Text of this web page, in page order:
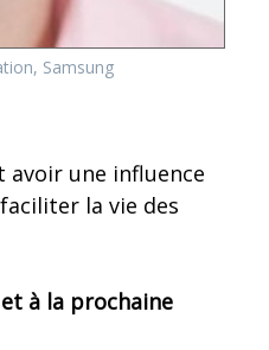
Samsung
avoir une influence
la vie des
à la prochaine